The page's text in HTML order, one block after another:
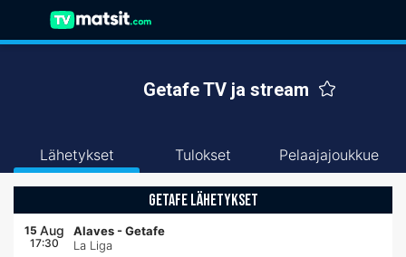
Getafe TV ja stream
Lähetykset Tulokset Pelaajajoukkue
GETAFE LÄHETYKSET
15 Aug
17:30
Alaves -Getafe
La Liga